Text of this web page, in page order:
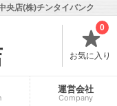
央店(株)チンタイバンク
お気に入り
0
運営会社
Company